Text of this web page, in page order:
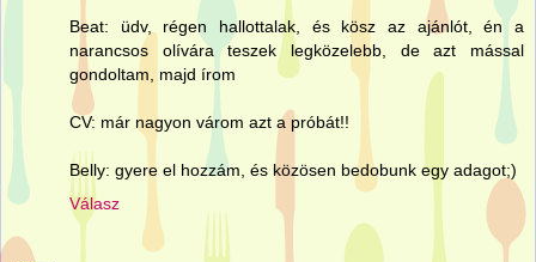
Beat: üdv, régen hallottalak, és kösz az ajánlót, én a
narancsos olívára teszek legközelebb, de azt mással
gondoltam, majd írom
CV: már nagyon várom azt a próbát!!
Belly: gyere el hozzám, és közösen bedobunk egy adagot;)
Válasz